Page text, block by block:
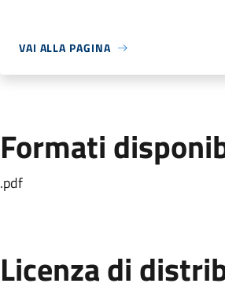
VAI ALLA PAGINA
Formati
.pdf
Licenza di